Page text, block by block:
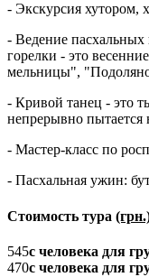
- Экскурсия хутором,
- Ведение
горелки - это
мельницы",
- Кривой танец - это
непрерывно
- Мастер-класс по
- Пасхальная ужин:
Стоимость тура
545с человека для
470с человека для